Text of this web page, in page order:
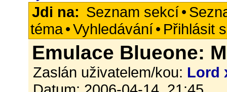
Jdi na: Seznam sekcí•
téma•Vyhledávání• Přihlásit
Emulace Blueone:
Zaslán uživatelem/kou: Lord